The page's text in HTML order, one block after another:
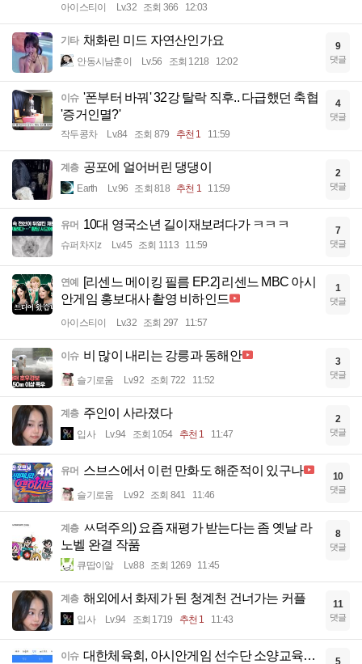
아이스티이 Lv.32 조회 366 12:03
기타 채화린 미드 자연산인가요
안동시남훈이 Lv.56 조회 1218 12:02
9
댓글
이슈 '폰부터 바꿔' 32강 탈락 직후.. 다급했던 축협
'증거인멸?'
작두콩차 Lv.84 조회 879 추천 1 11:59
4
댓글
계층 공포에 얼어버린 댕댕이
Earth Lv.96 조회 818 추천 1 11:59
2
댓글
유머 10대 영국소년 길이재보려다가 ㅋㅋㅋ
슈퍼차지z Lv.45 조회 1113 11:59
7
댓글
연예 [리센느 메이킹 필름 EP.2] 리센느 MBC 아시
안게임 홍보대사 촬영 비하인드
아이스티이 Lv.32 조회 297 11:57
1
댓글
이슈 비 많이 내리는 강릉과 동해안
슬기로움 Lv.92 조회 722 11:52
3
댓글
계층 주인이 사라졌다
입사 Lv.94 조회 1054 추천 1 11:47
2
댓글
유머 스브스에서 이런 만화도 해준적이 있구나
슬기로움 Lv.92 조회 841 11:46
10
댓글
계층 ㅆ덕주의) 요즘 재평가 받는다는 좀 옛날 라
노벨 완결 작품
큐땁이알 Lv.88 조회 1269 11:45
8
댓글
계층 해외에서 화제가 된 청계천 건너가는 커플
입사 Lv.94 조회 1719 추천 1 11:43
11
댓글
이슈 대한체육회, 아시안게임 선수단 소양교육… 5